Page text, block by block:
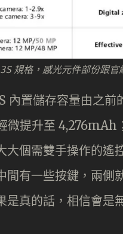
規格，感光元件部份跟
內置儲存容量由之前
微提升至 4,276mAh
大個需雙手操作的遙
間有一些按鍵，兩
是真的話，相信會是